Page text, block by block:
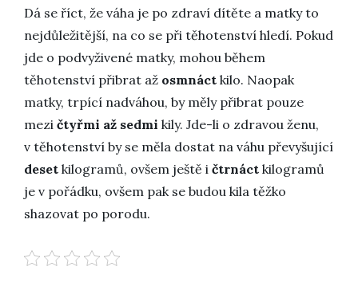
Dá se říct, že váha je po zdraví dítěte a matky to
nejdůležitější, na co se při těhotenství hledí. Pokud
jde o podvyživené matky, mohou během
těhotenství přibrat až osmnáct kilo. Naopak
matky, trpící nadváhou, by měly přibrat pouze
mezi čtyřmi až sedmi kily. Jde-li o zdravou ženu,
v těhotenství by se měla dostat na váhu převyšující
deset kilogramů, ovšem ještě i čtrnáct kilogramů
je v pořádku, ovšem pak se budou kila těžko
shazovat po porodu.